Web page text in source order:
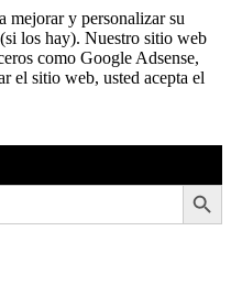
mejorar y personalizar su
los hay). Nuestro sitio web
como Google Adsense,
el sitio web, usted acepta el
Botón de